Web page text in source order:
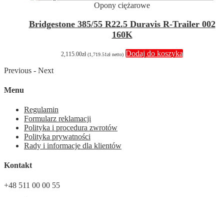
Opony ciężarowe
Bridgestone 385/55 R22.5 Duravis R-Trailer 002
160K
2,115.00zł (1,719.51zł netto) Dodaj do koszyka
Previous - Next
Menu
Regulamin
Formularz reklamacji
Polityka i procedura zwrotów
Polityka prywatności
Rady i informacje dla klientów
Kontakt
+48 511 00 00 55